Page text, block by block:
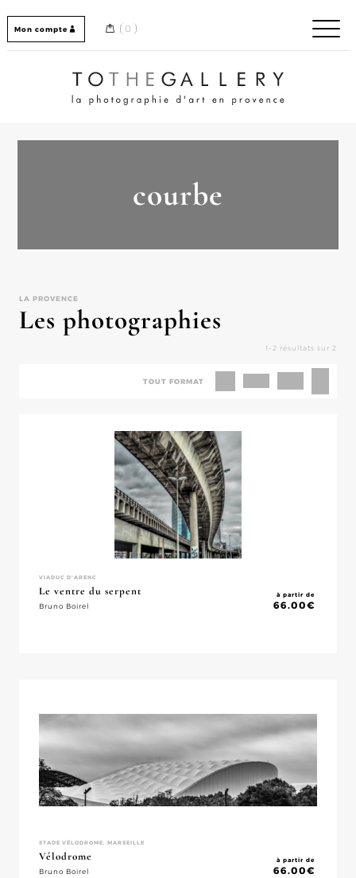
Mon compte 0
Home / Accueil
courbe
LA PROVENCE
Les photographies
1–2 résultats sur 2
TOUT FORMAT
VIADUC D'ARENC
Le ventre du serpent
Bruno Boirel
à partir de
66.00€
STADE VÉLODROME, MARSEILLE
Vélodrome
Bruno Boirel
à partir de
66.00€